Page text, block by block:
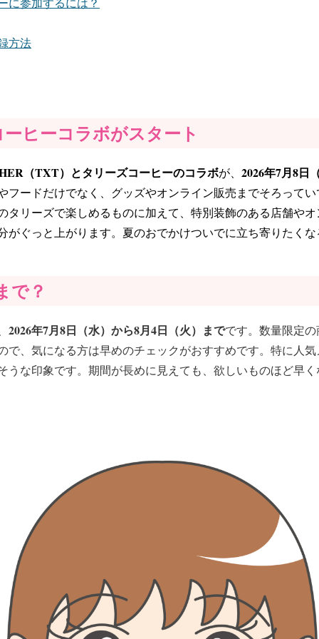
方法
ヒーコラボがスタート
（TXT）とタリーズコーヒーのコラボが、 2026年7月8日
フードだけでなく、グッズやオンライン販売までそろって
タリーズで楽しめるものに加えて、特別装飾のある店舗や
がぐっと上がります。夏のおでかけついでに立ち寄りたく
で？
2026年7月8日（水）から8月4日（火）までです。数量限定
で、気になる方は早めのチェックがおすすめです。特に人
うな印象です。期間が長めに見えても、欲しいものほど早